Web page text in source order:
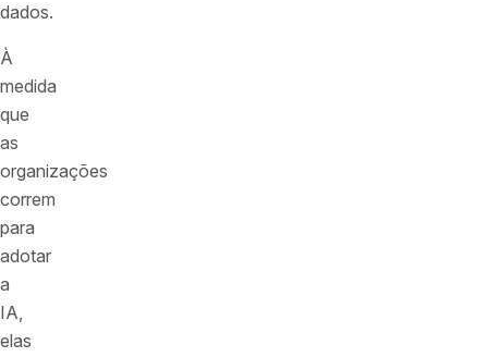
dados.
À
medida
que
as
organizações
correm
para
adotar
a
IA,
elas